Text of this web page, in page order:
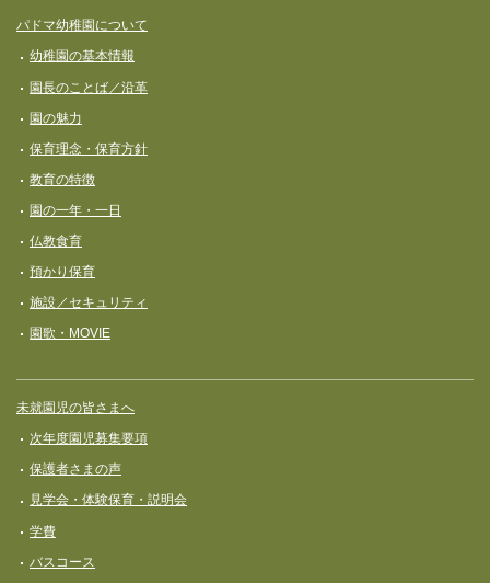
フッターコンテンツ
パドマ幼稚園について
幼稚園の基本情報
園長のことば／沿革
園の魅力
保育理念・保育⽅針
教育の特徴
園の一年・一日
仏教食育
預かり保育
施設／セキュリティ
園歌・MOVIE
未就園児の皆さまへ
次年度園児募集要項
保護者さまの声
見学会・体験保育・説明会
学費
バスコース